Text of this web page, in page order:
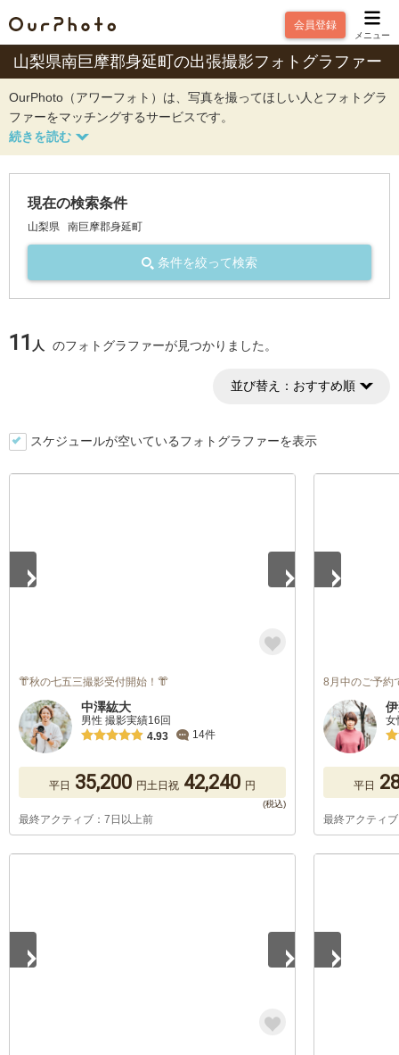
会員登録
メニュー
山梨県南巨摩郡身延町の出張撮影フォトグラファー
OurPhoto（アワーフォト）は、写真を撮ってほしい人とフォトグラ
ファーをマッチングするサービスです。
現在の検索条件
山梨県 南巨摩郡身延町
条件を絞って検索
11 人 のフォトグラファーが見つかりました。
並び替え： おすすめ順
スケジュールが空いているフォトグラファーを表示
👘秋の七五三撮影受付開始！👘
中澤紘大
男性 撮影実績16回
4.93
14件
平日 35,200 円土日祝 42,240 円
最終アクティブ：7日以上前
8月中のご予約
女
平日
最終アクティ